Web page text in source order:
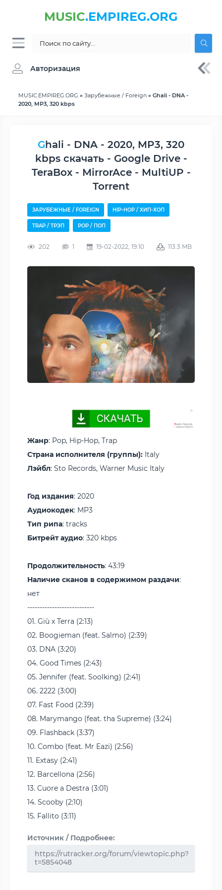
MUSIC.EMPIREG.ORG
Авторизация
MUSIC.EMPIREG.ORG » Зарубежные / Foreign » Ghali - DNA -
2020, MP3, 320 kbps
Ghali - DNA - 2020, MP3, 320
kbps скачать - Google Drive -
TeraBox - MirrorAce - MultiUP -
Torrent
ЗАРУБЕЖНЫЕ / FOREIGN HIP-HOP / ХИП-ХОП
TRAP / ТРЭП POP / ПОП
202 1 19-02-2022, 19:10 113.3 MB
Жанр: Pop, Hip-Hop, Trap
Страна исполнителя (группы): Italy
Лэйбл: Sto Records, Warner Music Italy
Год издания: 2020
Аудиокодек: MP3
Тип рипа: tracks
Битрейт аудио: 320 kbps
Продолжительность: 43:19
Наличие сканов в содержимом раздачи:
нет
---------------------------
01. Giù x Terra (2:13)
02. Boogieman (feat. Salmo) (2:39)
03. DNA (3:20)
04. Good Times (2:43)
05. Jennifer (feat. Soolking) (2:41)
06. 2222 (3:00)
07. Fast Food (2:39)
08. Marymango (feat. tha Supreme) (3:24)
09. Flashback (3:37)
10. Combo (feat. Mr Eazi) (2:56)
11. Extasy (2:41)
12. Barcellona (2:56)
13. Cuore a Destra (3:01)
14. Scooby (2:10)
15. Fallito (3:11)
Источник / Подробнее:
https://rutracker.org/forum/viewtopic.php?
t=5854048